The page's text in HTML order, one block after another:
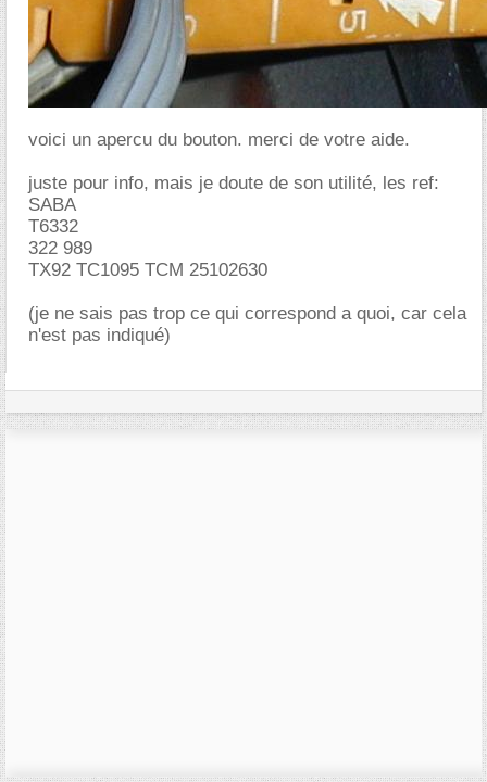
voici un apercu du bouton. merci de votre aide.
juste pour info, mais je doute de son utilité, les ref:
SABA
T6332
322 989
TX92 TC1095 TCM 25102630
(je ne sais pas trop ce qui correspond a quoi, car cela
n'est pas indiqué)